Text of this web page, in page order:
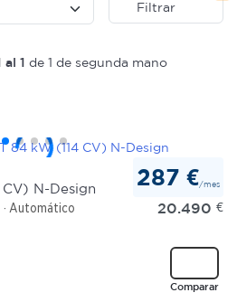
Filtrar
al 1 de 1 de segunda mano
N-Design
Automático
287 €/mes
20.490 €
Comparar